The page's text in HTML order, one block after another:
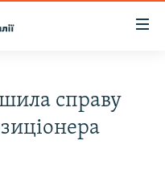
справу